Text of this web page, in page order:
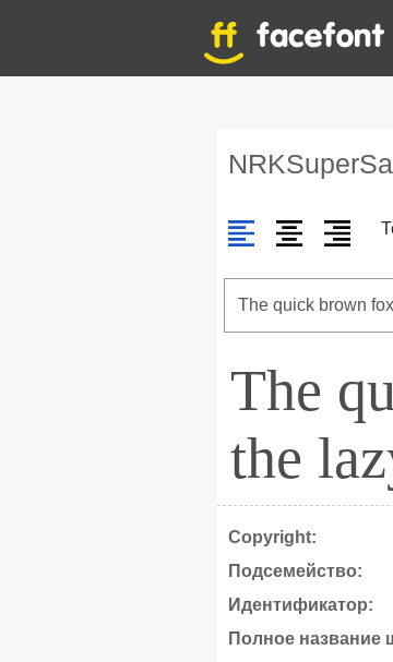
The
the
Copyright:
Подсемейство:
Идентификатор:
Полное название